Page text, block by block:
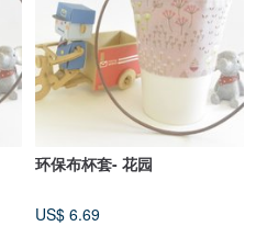
环保布杯套- 花园
US$ 6.69